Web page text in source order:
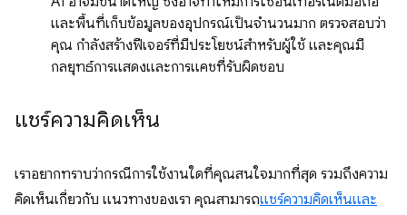
และพื้นที่เก็บข้อมูลของอุปกรณ์เป็นจํานวนมาก ตรวจสอบว่า
คุณ กำลังสร้างฟีเจอร์ที่มีประโยชน์สำหรับผู้ใช้ และคุณมี
กลยุทธ์การแสดงและการแคชที่รับผิดชอบ
แชร์ความคิดเห็น
เราอยากทราบว่ากรณีการใช้งานใดที่คุณสนใจมากที่สุด รวมถึงความ
คิดเห็นเกี่ยวกับ แนวทางของเรา คุณสามารถแชร์ความคิดเห็นและ